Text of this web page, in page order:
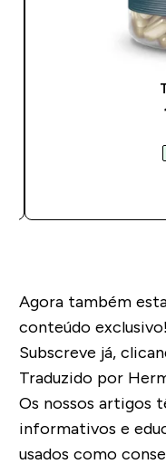
Agora também
conteúdo
Subscreve já,
Traduzido por
Os nossos artigos
informativos e
usados como